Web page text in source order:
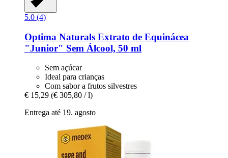
5.0 (4)
Optima Naturals Extrato de Equinácea
"Junior" Sem Álcool, 50 ml
Sem açúcar
Ideal para crianças
Com sabor a frutos silvestres
€ 15,29 (€ 305,80 / l)
Entrega até 19. agosto